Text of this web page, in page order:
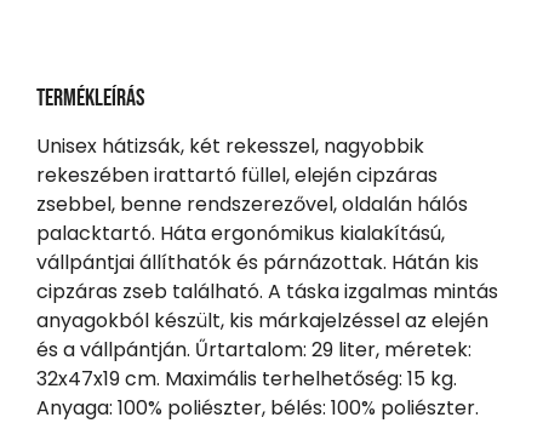
Termékleírás
Unisex hátizsák, két rekesszel, nagyobbik
rekeszében irattartó füllel, elején cipzáras
zsebbel, benne rendszerezővel, oldalán hálós
palacktartó. Háta ergonómikus kialakítású,
vállpántjai állíthatók és párnázottak. Hátán kis
cipzáras zseb található. A táska izgalmas mintás
anyagokból készült, kis márkajelzéssel az elején
és a vállpántján. Űrtartalom: 29 liter, méretek:
32x47x19 cm. Maximális terhelhetőség: 15 kg.
Anyaga: 100% poliészter, bélés: 100% poliészter.